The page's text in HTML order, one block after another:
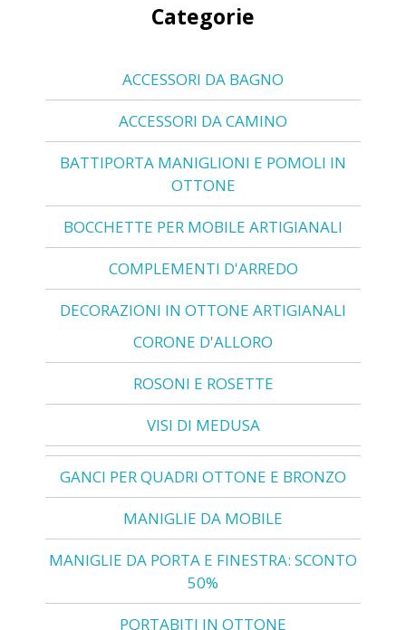
Categorie
ACCESSORI DA BAGNO
ACCESSORI DA CAMINO
BATTIPORTA MANIGLIONI E POMOLI IN
OTTONE
BOCCHETTE PER MOBILE ARTIGIANALI
COMPLEMENTI D'ARREDO
DECORAZIONI IN OTTONE ARTIGIANALI
CORONE D'ALLORO
ROSONI E ROSETTE
VISI DI MEDUSA
GANCI PER QUADRI OTTONE E BRONZO
MANIGLIE DA MOBILE
MANIGLIE DA PORTA E FINESTRA: SCONTO
50%
PORTABITI IN OTTONE